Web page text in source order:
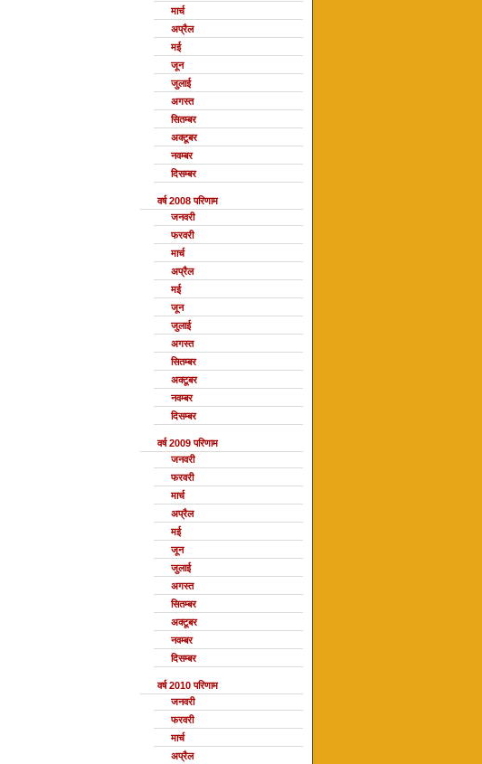
मार्च
अप्रैल
मई
जून
जुलाई
अगस्त
सितम्बर
अक्टूबर
नवम्बर
दिसम्बर
वर्ष 2008 परिणाम
जनवरी
फरवरी
मार्च
अप्रैल
मई
जून
जुलाई
अगस्त
सितम्बर
अक्टूबर
नवम्बर
दिसम्बर
वर्ष 2009 परिणाम
जनवरी
फरवरी
मार्च
अप्रैल
मई
जून
जुलाई
अगस्त
सितम्बर
अक्टूबर
नवम्बर
दिसम्बर
वर्ष 2010 परिणाम
जनवरी
फरवरी
मार्च
अप्रैल